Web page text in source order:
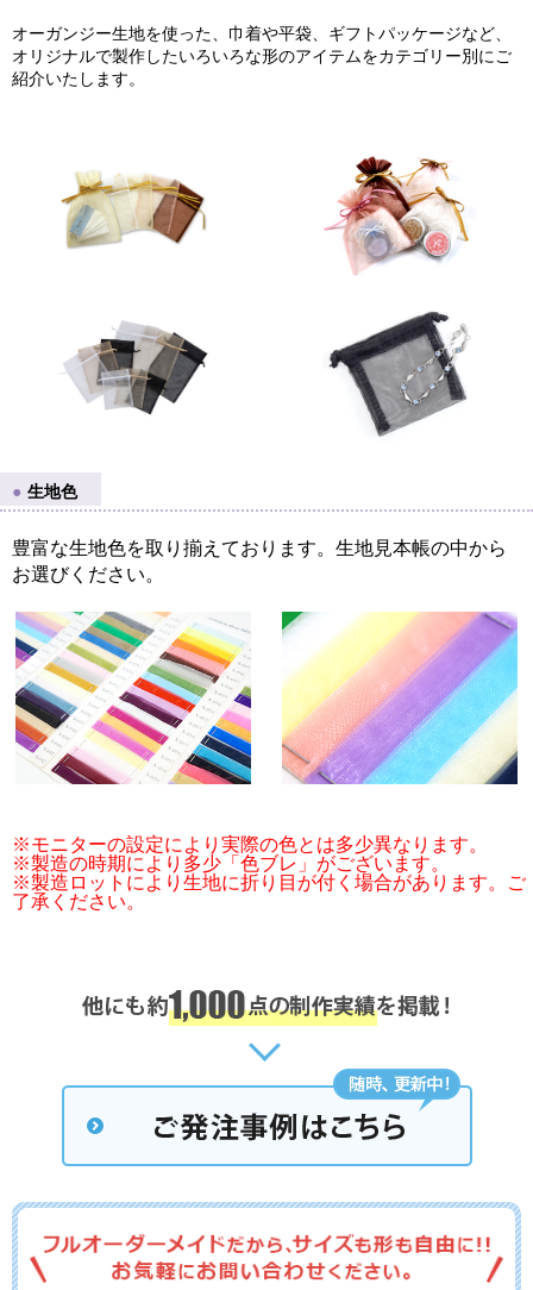
オーガンジー生地を使った、巾着や平袋、ギフトパッケージなど、
オリジナルで製作したいろいろな形のアイテムをカテゴリー別にご
紹介いたします。
生地色
豊富な生地色を取り揃えております。生地見本帳の中から
お選びください。
※モニターの設定により実際の色とは多少異なります。
※製造の時期により多少「色ブレ」がございます。
※製造ロットにより生地に折り目が付く場合があります。ご
了承ください。